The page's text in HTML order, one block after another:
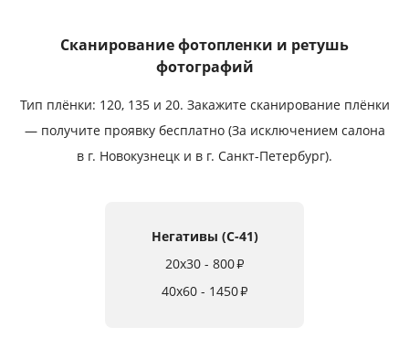
Сканирование фотопленки и ретушь
фотографий
Тип плёнки: 120, 135 и 20. Закажите сканирование плёнки
— получите проявку бесплатно (За исключением салона
в г. Новокузнецк и в г. Санкт-Петербург).
Негативы (C-41)
20x30 - 800₽
40x60 - 1450₽